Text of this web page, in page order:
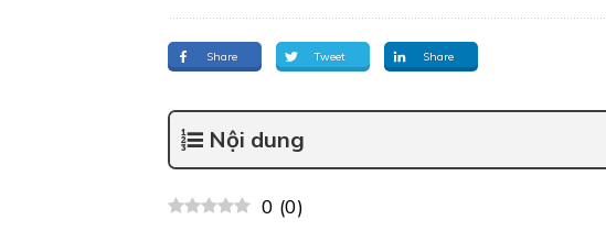
Share Tweet Share
Nội dung
0 (0)